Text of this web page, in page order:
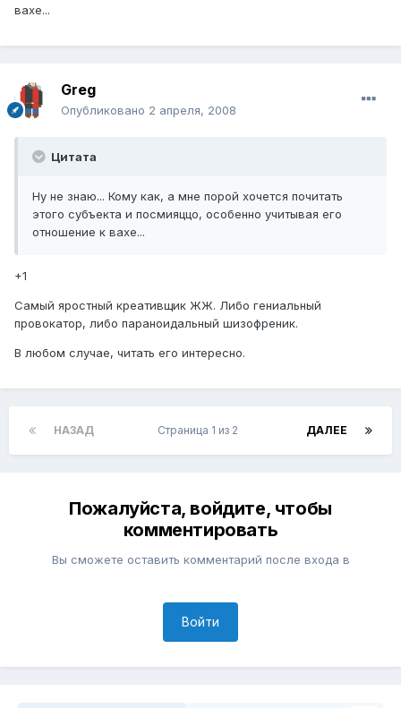
вахе...
Greg
Опубликовано 2 апреля, 2008
Цитата
Ну не знаю... Кому как, а мне порой хочется почитать
этого субъекта и посмияццо, особенно учитывая его
отношение к вахе...
+1
Самый яростный креативщик ЖЖ. Либо гениальный
провокатор, либо параноидальный шизофреник.
В любом случае, читать его интересно.
НАЗАД ДАЛЕЕ
Страница 1 из 2
Пожалуйста, войдите, чтобы
комментировать
Вы сможете оставить комментарий после входа в
Войти